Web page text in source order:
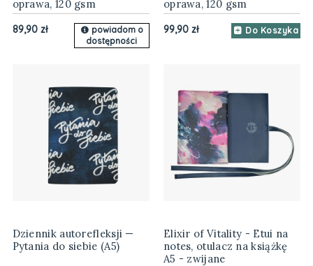
oprawa, 120 gsm
89,90 zł
powiadom o
dostępności
oprawa, 120 gsm
99,90 zł Do Koszyka
Dziennik autorefleksji —
Pytania do siebie (A5)
Elixir of Vitality - Etui na
notes, otulacz na książkę
A5 - zwijane